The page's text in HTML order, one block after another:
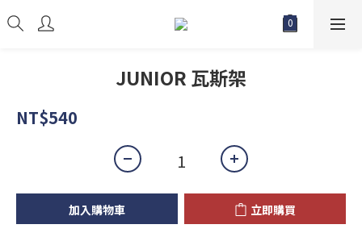
JUNIOR 瓦斯架
NT$540
加入購物車 立即購買